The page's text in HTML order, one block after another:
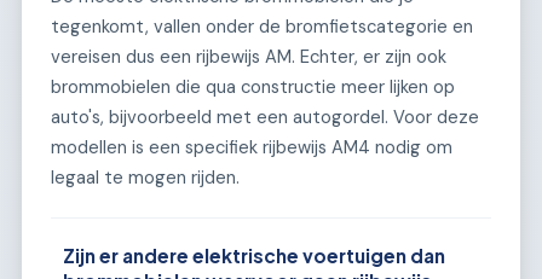
tegenkomt, vallen onder de bromfietscategorie en
vereisen dus een rijbewijs AM. Echter, er zijn ook
brommobielen die qua constructie meer lijken op
auto's, bijvoorbeeld met een autogordel. Voor deze
modellen is een specifiek rijbewijs AM4 nodig om
legaal te mogen rijden.
Zijn er andere elektrische voertuigen dan